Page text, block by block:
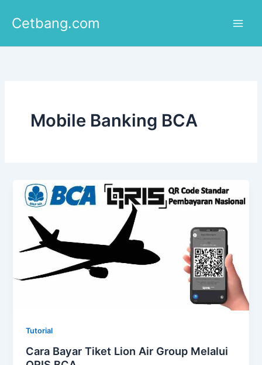
Cetbang.com
Mobile Banking BCA
Tutorial
Cara Bayar Tiket Lion Air Group Melalui